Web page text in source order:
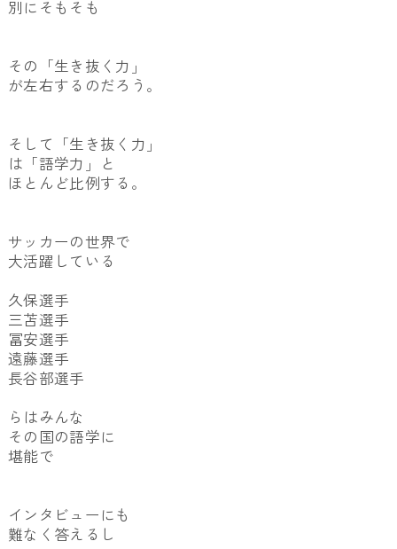
別にそもそも
その「生き抜く力」
が左右するのだろう。
そして「生き抜く力」
は「語学力」と
ほとんど比例する。
サッカーの世界で
大活躍している
久保選手
三苫選手
冨安選手
遠藤選手
長谷部選手
らはみんな
その国の語学に
堪能で
インタビューにも
難なく答えるし